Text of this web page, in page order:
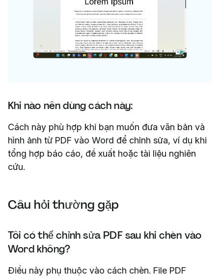
Khi nào nên dùng cách này:
Cách này phù hợp khi bạn muốn đưa văn bản và
hình ảnh từ PDF vào Word để chỉnh sửa, ví dụ khi
tổng hợp báo cáo, đề xuất hoặc tài liệu nghiên
cứu.
Câu hỏi thường gặp
Tôi có thể chỉnh sửa PDF sau khi chèn vào
Word không?
Điều này phụ thuộc vào cách chèn. File PDF